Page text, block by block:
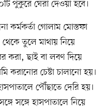
পুকুরে ঘেরা দেওয়া হবে।
কর্মকর্তা গোলাম মোস্তফা
তুলে মাথায় নিয়ে
করা, ছাই বা লবণ দিয়ে
করানোর চেষ্টা চালানো হয়।
পৌঁছাতে দেরি হয়।
সঙ্গে হাসপাতালে নিয়ে